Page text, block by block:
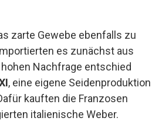
zarte Gewebe ebenfalls zu
es zunächst aus
Nachfrage entschied
, eine eigene Seidenproduktion
kauften die Franzosen
italienische Weber.